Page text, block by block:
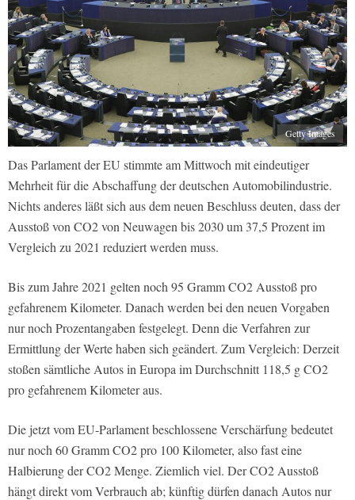
Getty Images
Das Parlament der EU stimmte am Mittwoch mit eindeutiger
Mehrheit für die Abschaffung der deutschen Automobilindustrie.
Nichts anderes läßt sich aus dem neuen Beschluss deuten, dass der
Ausstoß von CO2 von Neuwagen bis 2030 um 37,5 Prozent im
Vergleich zu 2021 reduziert werden muss.
Bis zum Jahre 2021 gelten noch 95 Gramm CO2 Ausstoß pro
gefahrenem Kilometer. Danach werden bei den neuen Vorgaben
nur noch Prozentangaben festgelegt. Denn die Verfahren zur
Ermittlung der Werte haben sich geändert. Zum Vergleich: Derzeit
stoßen sämtliche Autos in Europa im Durchschnitt 118,5 g CO2
pro gefahrenem Kilometer aus.
Die jetzt vom EU-Parlament beschlossene Verschärfung bedeutet
nur noch 60 Gramm CO2 pro 100 Kilometer, also fast eine
Halbierung der CO2 Menge. Ziemlich viel. Der CO2 Ausstoß
hängt direkt vom Verbrauch ab; künftig dürfen danach Autos nur